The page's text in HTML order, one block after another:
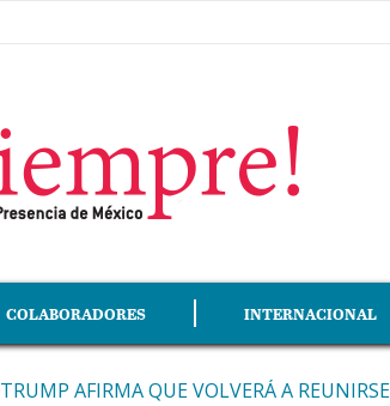
COLABORADORES INTERNACIONAL
TRUMP AFIRMA QUE VOLVERÁ A